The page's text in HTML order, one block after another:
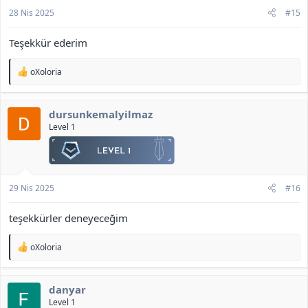
Ekli dosyayı görüntüle 456
28 Nis 2025 #15
Teşekkür ederim
T
p
oXoloria
dursunkemalyilmaz
Level 1
29 Nis 2025 #16
teşekkürler deneyeceğim
T
p
oXoloria
danyar
Level 1